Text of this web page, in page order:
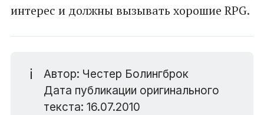
интерес и должны вызывать хорошие RPG.
ℹ️
Автор: Честер Болингброк
Дата публикации оригинального
текста: 16.07.2010